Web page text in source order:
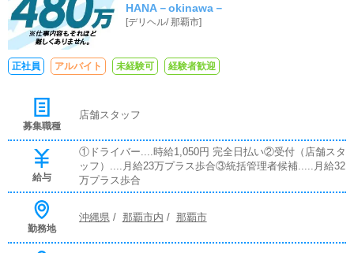
気が結果に、結果が高収入に繋がりま
す！
HANA－okinawa－
[デリヘル/那覇市]
正社員 アルバイト 未経験可 経験者歓迎
募集職種
店舗スタッフ
給与
①ドライバー....時給1,050円 完全日払い②受付（店舗スタ
ッフ）....月給23万プラス歩合③統括管理者候補.....月給32
万プラス歩合
勤務地
沖縄県/ 那覇市内 / 那覇市